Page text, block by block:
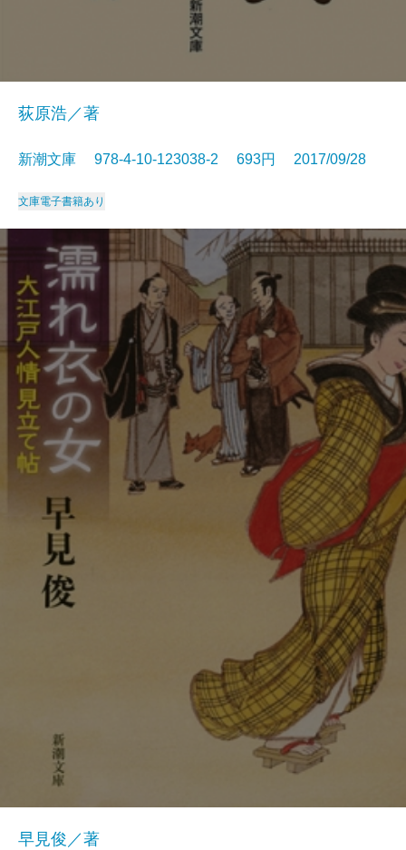
荻原浩／著
新潮文庫 978-4-10-123038-2 693円 2017/09/28
文庫電子書籍あり
早見俊／著